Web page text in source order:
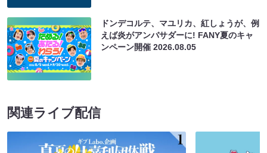
ドンデコルテ、マユリカ、紅しょうが、例
えば炎がアンバサダーに! FANY夏のキャ
ンペーン開催2026.08.05
関連ライブ配信